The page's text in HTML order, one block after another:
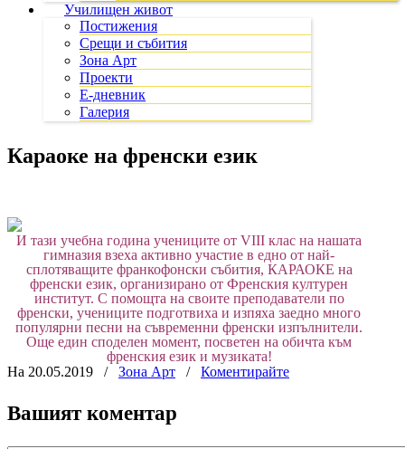
Училищен живот
Постижения
Срещи и събития
Зона Арт
Проекти
Е-дневник
Галерия
Караоке на френски език
И тази учебна година учениците от VIII клас на нашата
гимназия взеха активно участие в едно от най-
сплотяващите франкофонски събития, КАРАОКЕ на
френски език, организирано от Френския културен
институт. С помощта на своите преподаватели по
френски, учениците подготвиха и изпяха заедно много
популярни песни на съвременни френски изпълнители.
Още един споделен момент, посветен на обичта към
френския език и музиката!
На 20.05.2019
/ Зона Арт / Коментирайте
Вашият коментар